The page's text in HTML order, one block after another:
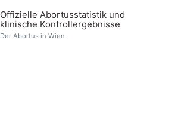
Offizielle Abortusstatistik und
klinische Kontrollergebnisse
Der Abortus in Wien